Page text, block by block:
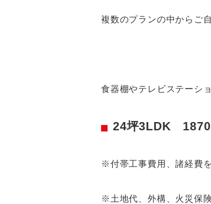
複数のプランの中からご
食器棚やテレビステーシ
24坪3LDK 1870
※付帯工事費用、諸経費
※土地代、外構、火災保